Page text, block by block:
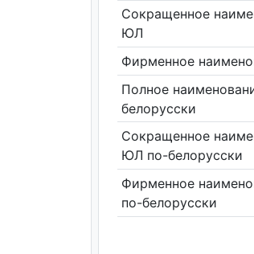
Сокращенное
ЮЛ
Фирменное
Полное
белорусски
Сокращенное
ЮЛ по-белорусски
Фирменное
по-белорусски